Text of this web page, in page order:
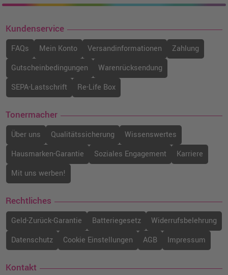
Kundenservice
FAQs Mein Konto Versandinformationen
Zahlung
Gutscheinbedingungen
Warenrücksendung
SEPA-Lastschrift
Re-Life Box
Tonermacher
Über uns Qualitätssicherung
Wissenswertes
Hausmarken-Garantie
Soziales Engagement
Karriere
Mit uns werben!
Rechtliches
Geld-Zurück-Garantie Batteriegesetz
Widerrufsbelehrung
Datenschutz
Cookie Einstellungen AGB Impressum
Kontakt